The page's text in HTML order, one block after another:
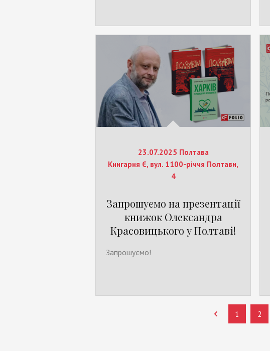
23.07.2025 Полтава
Книгарня Є, вул. 1100-річчя Полтави,
4
Запрошуємо на презентації
книжок Олександра
Красовицького у Полтаві!
Запрошуємо!
1 2